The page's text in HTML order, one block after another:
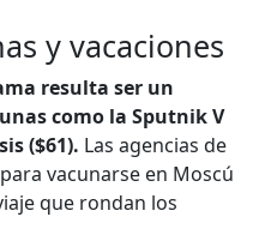
y vacaciones
resulta ser un
como la Sputnik V
($61). Las agencias de
vacunarse en Moscú
que rondan los